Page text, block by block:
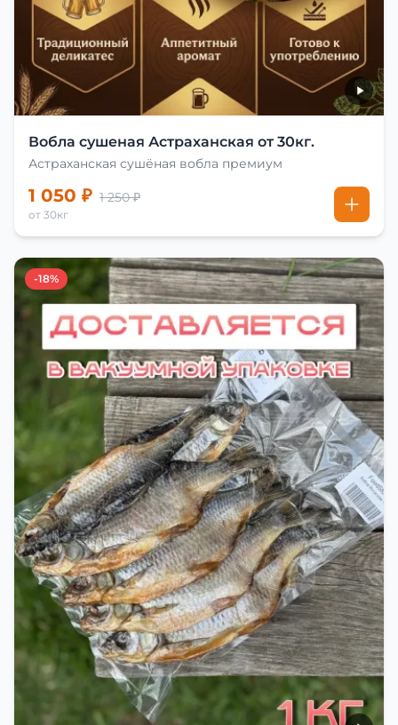
Вобла сушеная Астраханская от 30кг.
Астраханская сушёная вобла премиум
1 050 ₽ 1 250 ₽
от 30кг
-18%